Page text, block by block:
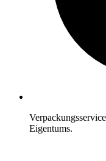
Eigentums.